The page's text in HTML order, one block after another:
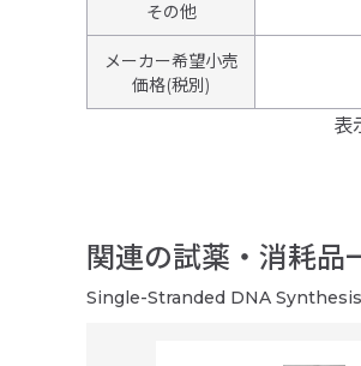
その他
メーカー希望小売
価格(税別)
表
関連の試薬・消耗品
Single-Stranded DNA